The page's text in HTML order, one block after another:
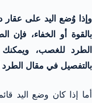
وإذا وُضع اليد على عقار
بالقوة أو الخفاء، فإن
الطرد للغصب،
بالتفصيل في مقال
أما إذا كان وضع اليد